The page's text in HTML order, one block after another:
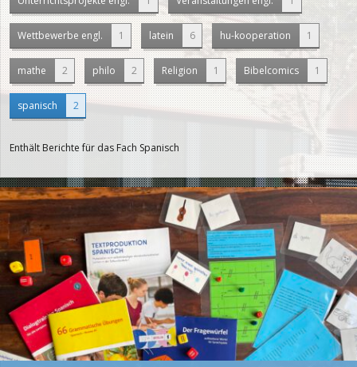
Wettbewerbe engl. 1 latein 6 hu-kooperation 1
mathe 2 philo 2 Religion 1 Bibelcomics 1
spanisch 2
Enthält Berichte für das Fach Spanisch